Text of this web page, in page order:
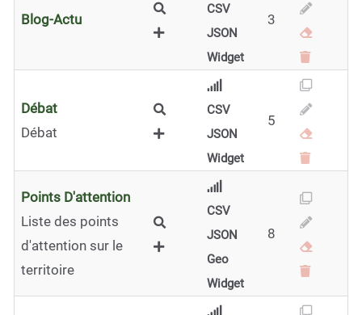
Blog-Actu
CSV
JSON
Widget
3
Débat
Débat
CSV
JSON
Widget
5
Points D'attention
Liste des points
d'attention sur le
territoire
CSV
JSON
Geo
Widget
8